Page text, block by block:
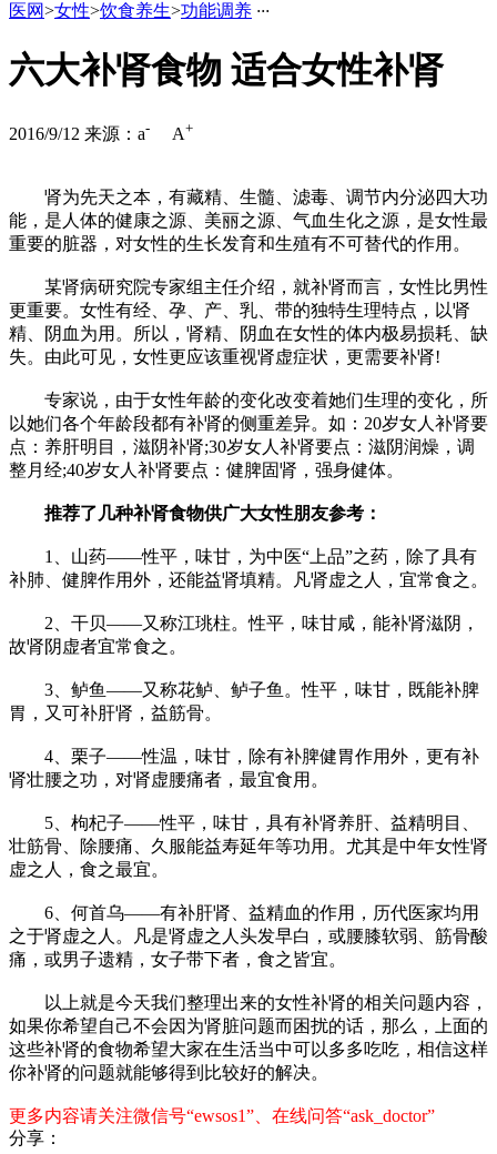
医网>女性>饮食养生>功能调养 ···
六大补肾食物 适合女性补肾
2016/9/12 来源： a- A+
肾为先天之本，有藏精、生髓、滤毒、调节内分泌四大功
能，是人体的健康之源、美丽之源、气血生化之源，是女性最
重要的脏器，对女性的生长发育和生殖有不可替代的作用。
某肾病研究院专家组主任介绍，就补肾而言，女性比男性
更重要。女性有经、孕、产、乳、带的独特生理特点，以肾
精、阴血为用。所以，肾精、阴血在女性的体内极易损耗、缺
失。由此可见，女性更应该重视肾虚症状，更需要补肾!
专家说，由于女性年龄的变化改变着她们生理的变化，所
以她们各个年龄段都有补肾的侧重差异。如：20岁女人补肾要
点：养肝明目，滋阴补肾;30岁女人补肾要点：滋阴润燥，调
整月经;40岁女人补肾要点：健脾固肾，强身健体。
推荐了几种补肾食物供广大女性朋友参考：
1、山药——性平，味甘，为中医“上品”之药，除了具有
补肺、健脾作用外，还能益肾填精。凡肾虚之人，宜常食之。
2、干贝——又称江珧柱。性平，味甘咸，能补肾滋阴，
故肾阴虚者宜常食之。
3、鲈鱼——又称花鲈、鲈子鱼。性平，味甘，既能补脾
胃，又可补肝肾，益筋骨。
4、栗子——性温，味甘，除有补脾健胃作用外，更有补
肾壮腰之功，对肾虚腰痛者，最宜食用。
5、枸杞子——性平，味甘，具有补肾养肝、益精明目、
壮筋骨、除腰痛、久服能益寿延年等功用。尤其是中年女性肾
虚之人，食之最宜。
6、何首乌——有补肝肾、益精血的作用，历代医家均用
之于肾虚之人。凡是肾虚之人头发早白，或腰膝软弱、筋骨酸
痛，或男子遗精，女子带下者，食之皆宜。
以上就是今天我们整理出来的女性补肾的相关问题内容，
如果你希望自己不会因为肾脏问题而困扰的话，那么，上面的
这些补肾的食物希望大家在生活当中可以多多吃吃，相信这样
你补肾的问题就能够得到比较好的解决。
更多内容请关注微信号“ewsos1”、在线问答“ask_doctor”
分享：